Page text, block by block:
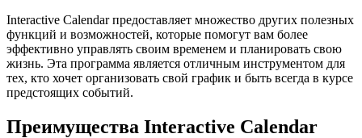
Interactive Calendar предоставляет множество других полезных
функций и возможностей, которые помогут вам более
эффективно управлять своим временем и планировать свою
жизнь. Эта программа является отличным инструментом для
тех, кто хочет организовать свой график и быть всегда в курсе
предстоящих событий.
Преимущества Interactive Calendar